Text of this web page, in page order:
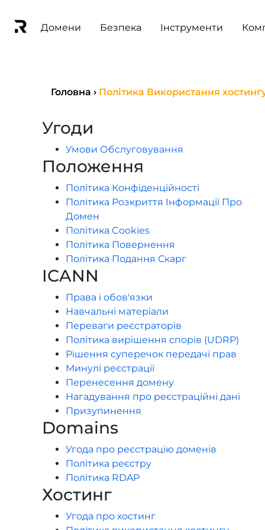
Домени Безпека Інструменти
Головна › Політика Використання
Угоди
Умови Обслуговування
Положення
Політика Конфіденційності
Політика Розкриття Інформації Про
Домен
Політика Cookies
Політика Повернення
Політика Подання Скарг
ICANN
Права і обов'язки
Навчальні матеріали
Переваги реєстраторів
Політика вирішення спорів (UDRP)
Рішення суперечок передачі прав
Минулі реєстрації
Перенесення домену
Нагадування про реєстраційні дані
Призупинення
Domains
Угода про реєстрацію доменів
Політика реєстру
Політика RDAP
Хостинг
Угода про хостинг